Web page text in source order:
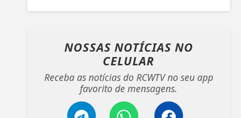
NOSSAS NOTÍCIAS NO
CELULAR
Receba as notícias do RCWTV no seu app
favorito de mensagens.